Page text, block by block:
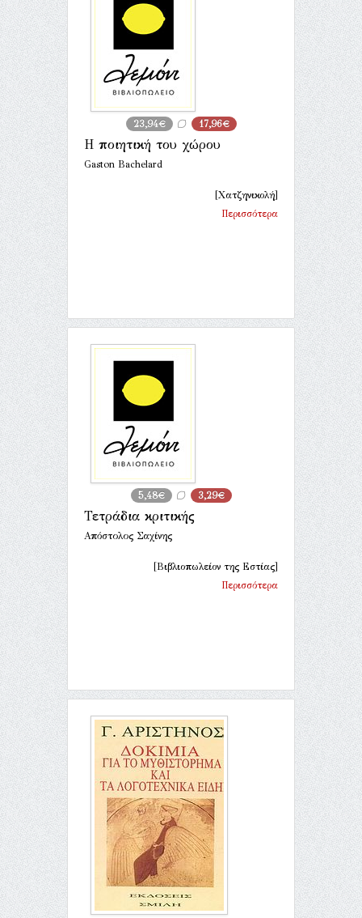
23,94€ 17,96€
Η ποιητική του χώρου
Gaston Bachelard
[Χατζηνικολή]
Περισσότερα
5,48€ 3,29€
Τετράδια κριτικής
Απόστολος Σαχίνης
[Βιβλιοπωλείον της Εστίας]
Περισσότερα